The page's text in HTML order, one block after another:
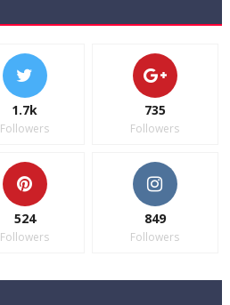
1.7k
Followers
735
Followers
524
Followers
849
Followers